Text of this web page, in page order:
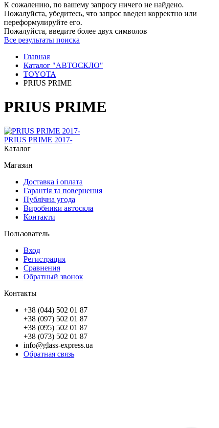
К сожалению, по вашему запросу ничего не найдено.
Пожалуйста, убедитесь, что запрос введен корректно или
переформулируйте его.
Пожалуйста, введите более двух символов
Все результаты поиска
Главная
Каталог "АВТОСКЛО"
TOYOTA
PRIUS PRIME
PRIUS PRIME
PRIUS PRIME 2017-
Каталог
Магазин
Доставка і оплата
Гарантія та повернення
Публічна угода
Виробники автоскла
Контакти
Пользователь
Вход
Регистрация
Сравнения
Обратный звонок
Контакты
+38 (044) 502 01 87
+38 (097) 502 01 87
+38 (095) 502 01 87
+38 (073) 502 01 87
info@glass-express.ua
Обратная связь